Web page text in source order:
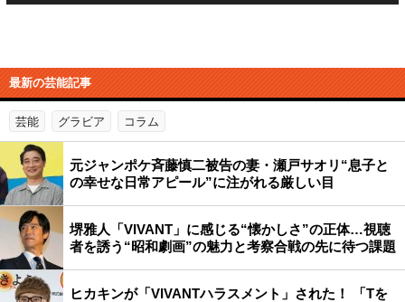
最新の芸能記事
芸能 グラビア コラム
元ジャンポケ斉藤慎二被告の妻・瀬戸サオリ“息子と
の幸せな日常アピール”に注がれる厳しい目
堺雅人「VIVANT」に感じる“懐かしさ”の正体…視聴
者を誘う“昭和劇画”の魅力と考察合戦の先に待つ課題
ヒカキンが「VIVANTハラスメント」された！ 「Tを